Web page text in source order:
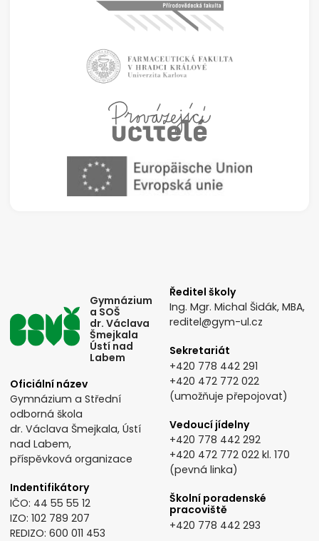
Gymnázium
a SOŠ
dr. Václava
Šmejkala
Ústí nad
Labem
Oficiální název
Gymnázium a Střední
odborná škola
dr. Václava Šmejkala, Ústí
nad Labem,
příspěvková organizace
Indentifikátory
IČO: 44 55 55 12
IZO: 102 789 207
REDIZO: 600 011 453
Ředitel školy
Ing. Mgr. Michal Šidák, MBA,
reditel@gym-ul.cz
Sekretariát
+420 778 442 291
+420 472 772 022
(umožňuje přepojovat)
Vedoucí jídelny
+420 778 442 292
+420 472 772 022 kl. 170
(pevná linka)
Školní poradenské
pracoviště
+420 778 442 293